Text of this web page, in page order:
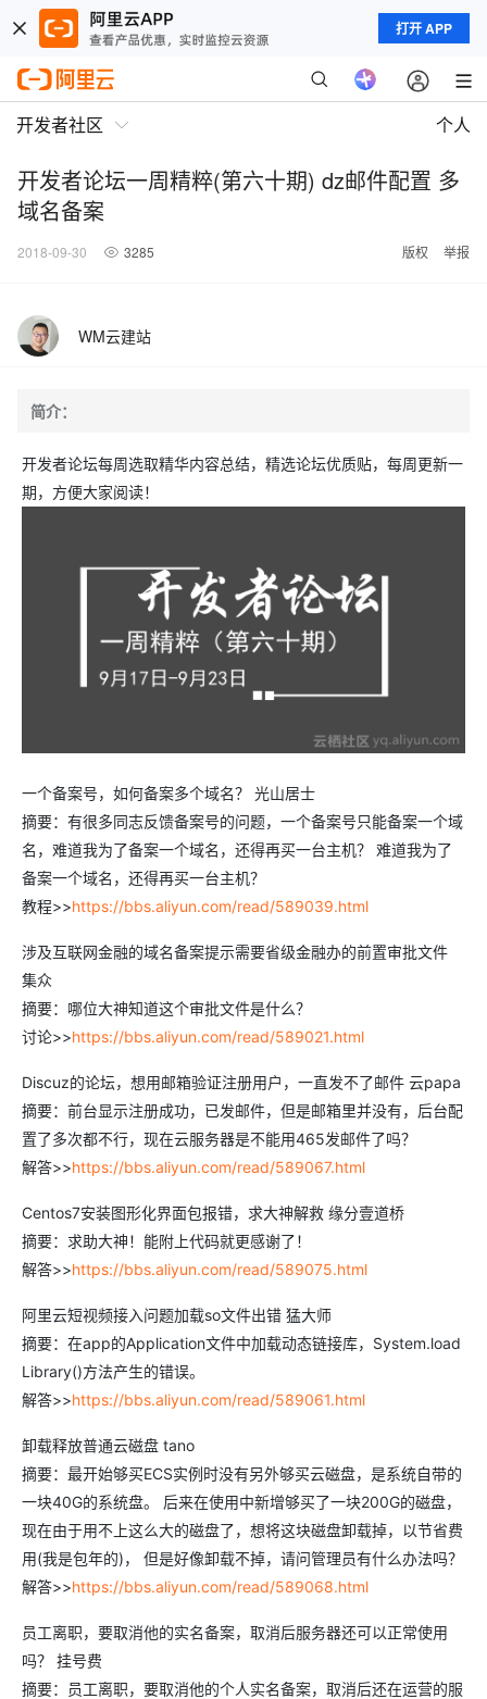
打开 APP
开发者社区 个人
开发者论坛一周精粹(第六十期) dz邮件配置 多
域名备案
2018-09-30 3285 版权 举报
WM云建站
简介：
开发者论坛每周选取精华内容总结，精选论坛优质贴，每周更新一
期，方便大家阅读！
一个备案号，如何备案多个域名？ 光山居士
摘要：有很多同志反馈备案号的问题，一个备案号只能备案一个域
名，难道我为了备案一个域名，还得再买一台主机？ 难道我为了
备案一个域名，还得再买一台主机？
教程>>https://bbs.aliyun.com/read/589039.html
涉及互联网金融的域名备案提示需要省级金融办的前置审批文件
集众
摘要：哪位大神知道这个审批文件是什么？
讨论>>https://bbs.aliyun.com/read/589021.html
Discuz的论坛，想用邮箱验证注册用户，一直发不了邮件 云papa
摘要：前台显示注册成功，已发邮件，但是邮箱里并没有，后台配
置了多次都不行，现在云服务器是不能用465发邮件了吗？
解答>>https://bbs.aliyun.com/read/589067.html
Centos7安装图形化界面包报错，求大神解救 缘分壹道桥
摘要：求助大神！能附上代码就更感谢了！
解答>>https://bbs.aliyun.com/read/589075.html
阿里云短视频接入问题加载so文件出错 猛大师
摘要：在app的Application文件中加载动态链接库，System.load
Library()方法产生的错误。
解答>>https://bbs.aliyun.com/read/589061.html
卸载释放普通云磁盘 tano
摘要：最开始够买ECS实例时没有另外够买云磁盘，是系统自带的
一块40G的系统盘。 后来在使用中新增够买了一块200G的磁盘，
现在由于用不上这么大的磁盘了，想将这块磁盘卸载掉，以节省费
用(我是包年的)， 但是好像卸载不掉，请问管理员有什么办法吗？
解答>>https://bbs.aliyun.com/read/589068.html
员工离职，要取消他的实名备案，取消后服务器还可以正常使用
吗？ 挂号费
摘要：员工离职，要取消他的个人实名备案，取消后还在运营的服